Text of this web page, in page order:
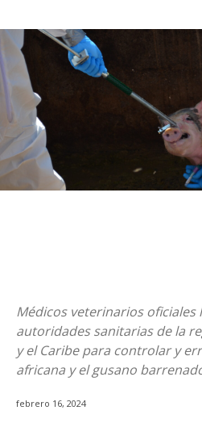
Médicos veterinarios
autoridades sanitarias de la
y el Caribe para controlar y
africana y el gusano
febrero 16, 2024